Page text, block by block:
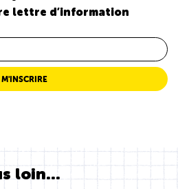
lettre d’information
M'INSCRIRE
loin...